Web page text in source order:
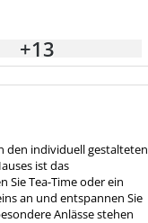
+13
den individuell gestalteten
ist das
Tea-Time oder ein
an und entspannen Sie
Anlässe stehen